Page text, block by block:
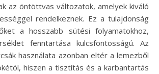
az öntöttvas változatok, amelyek kiváló
rendelkeznek. Ez a tulajdonság
a hosszabb sütési folyamatokhoz,
fenntartása kulcsfontosságú. Az
használata azonban eltér a lemezből
hiszen a tisztítás és a karbantartás